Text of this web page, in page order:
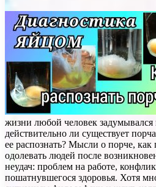
жизни любой человек задумывался
действительно ли существует
ее распознать? Мысли о порче,
одолевать людей после
неудач: проблем на работе,
пошатнувшегося здоровья. Хотя